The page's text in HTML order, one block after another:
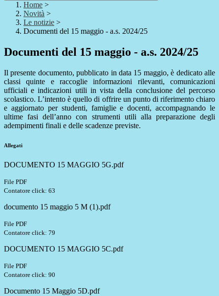
Home >
Novità >
Le notizie >
Documenti del 15 maggio - a.s. 2024/25
Documenti del 15 maggio - a.s. 2024/25
Il presente documento, pubblicato in data 15 maggio, è dedicato alle
classi quinte e raccoglie informazioni rilevanti, comunicazioni
ufficiali e indicazioni utili in vista della conclusione del percorso
scolastico. L’intento è quello di offrire un punto di riferimento chiaro
e aggiornato per studenti, famiglie e docenti, accompagnando le
ultime fasi dell’anno con strumenti utili alla preparazione degli
adempimenti finali e delle scadenze previste.
Allegati
DOCUMENTO 15 MAGGIO 5G.pdf
File PDF
Contatore click: 63
documento 15 maggio 5 M (1).pdf
File PDF
Contatore click: 79
DOCUMENTO 15 MAGGIO 5C.pdf
File PDF
Contatore click: 90
Documento 15 Maggio 5D.pdf